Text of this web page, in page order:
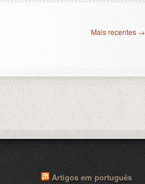
Mais recentes →
Artigos em português